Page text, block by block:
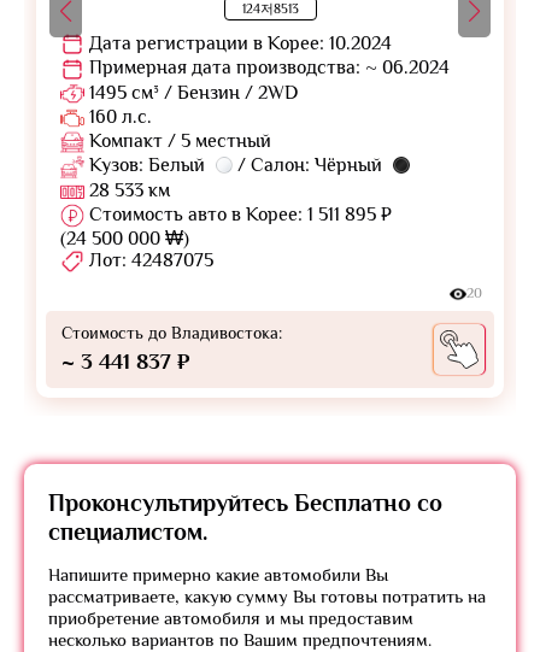
124저8513
Дата регистрации в Корее: 10.2024
Примерная дата производства: ~ 06.2024
1495 см³ / Бензин / 2WD
160 л.с.
Компакт / 5 местный
Кузов: Белый
/ Салон: Чёрный
28 533 км
Стоимость авто в Корее: 1 511 895 ₽
(24 500 000 ₩)
Лот: 42487075
20
Стоимость до Владивостока:
~ 3 441 837 ₽
Проконсультируйтесь Бесплатно со
специалистом.
Напишите примерно какие автомобили Вы
рассматриваете, какую сумму Вы готовы потратить на
приобретение автомобиля и мы предоставим
несколько вариантов по Вашим предпочтениям.